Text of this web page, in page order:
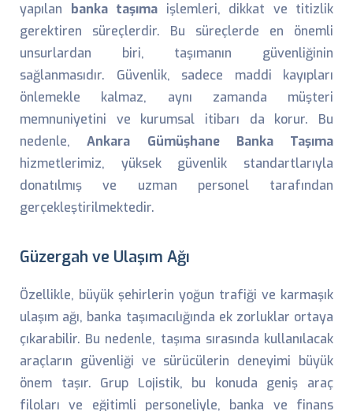
yapılan
banka taşıma işlemleri, dikkat ve titizlik
gerektiren süreçlerdir. Bu süreçlerde en önemli
unsurlardan biri, taşımanın güvenliğinin
sağlanmasıdır. Güvenlik, sadece maddi kayıpları
önlemekle kalmaz, aynı zamanda müşteri
memnuniyetini ve kurumsal itibarı da korur. Bu
nedenle,Ankara Gümüşhane Banka Taşıma
hizmetlerimiz, yüksek güvenlik standartlarıyla
donatılmış ve uzman personel tarafından
gerçekleştirilmektedir.
Güzergah ve Ulaşım Ağı
Özellikle, büyük şehirlerin yoğun trafiği ve karmaşık
ulaşım ağı, banka taşımacılığında ek zorluklar ortaya
çıkarabilir. Bu nedenle, taşıma sırasında kullanılacak
araçların güvenliği ve sürücülerin deneyimi büyük
önem taşır. Grup Lojistik, bu konuda geniş araç
filoları ve eğitimli personeliyle, banka ve finans